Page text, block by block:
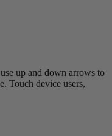
up and down arrows to
Touch device users,